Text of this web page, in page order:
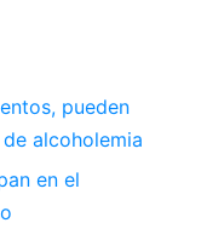
pueden
alcoholemia
en el